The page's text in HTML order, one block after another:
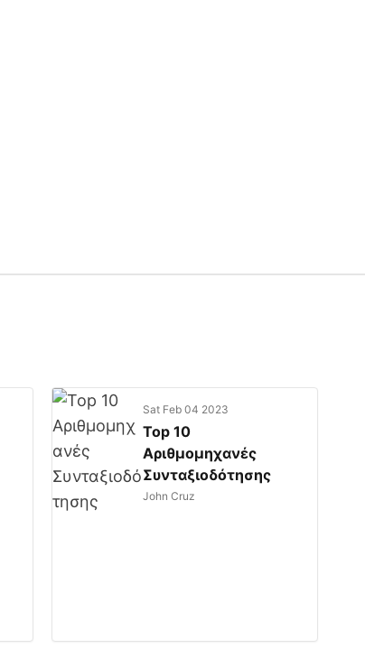
Sat Feb 04 2023
Top 10
Αριθμομηχανές
Συνταξιοδότησης
John Cruz